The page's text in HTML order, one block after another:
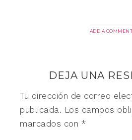
ADD A COMMENT
DEJA UNA
Tu dirección de correo
publicada. Los campos
marcados con *